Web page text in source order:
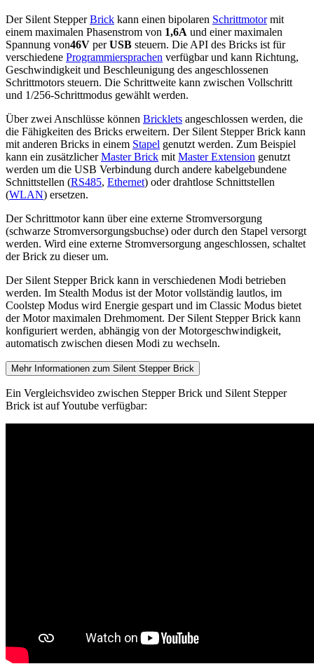
Der Silent StepperBrick kann einen bipolaren Schrittmotormit
einem maximalen Phasenstrom von 1,6A und einer maximalen
Spannung von46V perUSB steuern. Die API des Bricks ist für
verschiedene Programmiersprachen verfügbar und kann Richtung,
Geschwindigkeit und Beschleunigung des angeschlossenen
Schrittmotors steuern. Die Schrittweite kann zwischen Vollschritt
und 1/256-Schrittmodus gewählt werden.
Über zwei Anschlüsse können Bricklets angeschlossen werden, die
die Fähigkeiten des Bricks erweitern. Der Silent Stepper Brick kann
mit anderen Bricks in einem Stapel genutzt werden. Zum Beispiel
kann ein zusätzlicherMaster Brick mit Master Extension genutzt
werden um die USB Verbindung durch andere kabelgebundene
Schnittstellen (RS485, Ethernet) oder drahtlose Schnittstellen
(WLAN) ersetzen.
Der Schrittmotor kann über eine externe Stromversorgung
(schwarze Stromversorgungsbuchse) oder durch den Stapel versorgt
werden. Wird eine externe Stromversorgung angeschlossen, schaltet
der Brick zu dieser um.
Der Silent Stepper Brick kann in verschiedenen Modi betrieben
werden. Im Stealth Modus ist der Motor vollständig lautlos, im
Coolstep Modus wird Energie gespart und im Classic Modus bietet
der Motor maximalen Drehmoment. Der Silent Stepper Brick kann
konfiguriert werden, abhängig von der Motorgeschwindigkeit,
automatisch zwischen diesen Modi zu wechseln.
Mehr Informationen zum Silent Stepper Brick
Ein Vergleichsvideo zwischen Stepper Brick und Silent Stepper
Brick ist auf Youtube verfügbar: